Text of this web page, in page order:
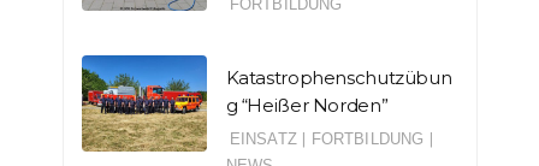
FORTBILDUNG
Katastrophenschutzübun
g “Heißer Norden”
EINSATZ FORTBILDUNG